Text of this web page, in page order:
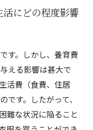
にどの程度影響
す。しかし、養育費
える影響は甚大で
活費（食費、住居
です。したがって、
難な状況に陥ること